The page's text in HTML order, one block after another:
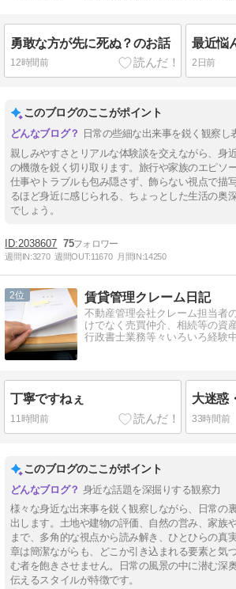
勇敢な方が先に死ぬ？のお話
12時間前
最近悩
2日前
このブログのここがポイント
日常の些細な出来事を鋭く観察し
親しみやすさとリアルな体験談を交えながら、身
の機微を鋭く切り取ります。旅行や家族のエピソ
仕事やトラブルも包み隠さず、飾らない視点で描
るほど身近に感じられる、ちょっとした生活の奥
でしょう。
2038607 75
週間IN:3270 週間OUT:11670 月間IN:14250
2 賃貸管理クレーム日記
不動産管理会社クレーム担当者
けでなく売買仲介、相続等の資
行政書士業務等々いろいろ経験中
丁寧ですねぇ
11時間前
大迷惑
33時間前
このブログのここがポイント
身近な話題を深掘りする観察力
様々な身近な出来事を鋭く観察しながら、日常の
出します。土地や建物の評価、自然の営み、家族
まで、多角的な視点から読み解き、ひとひらの真
章は簡潔ながらも、どこか引き込まれる要素と気
む者を飽きさせません。日常の風景の中に潜む深
伝えるスタイルが特徴です。